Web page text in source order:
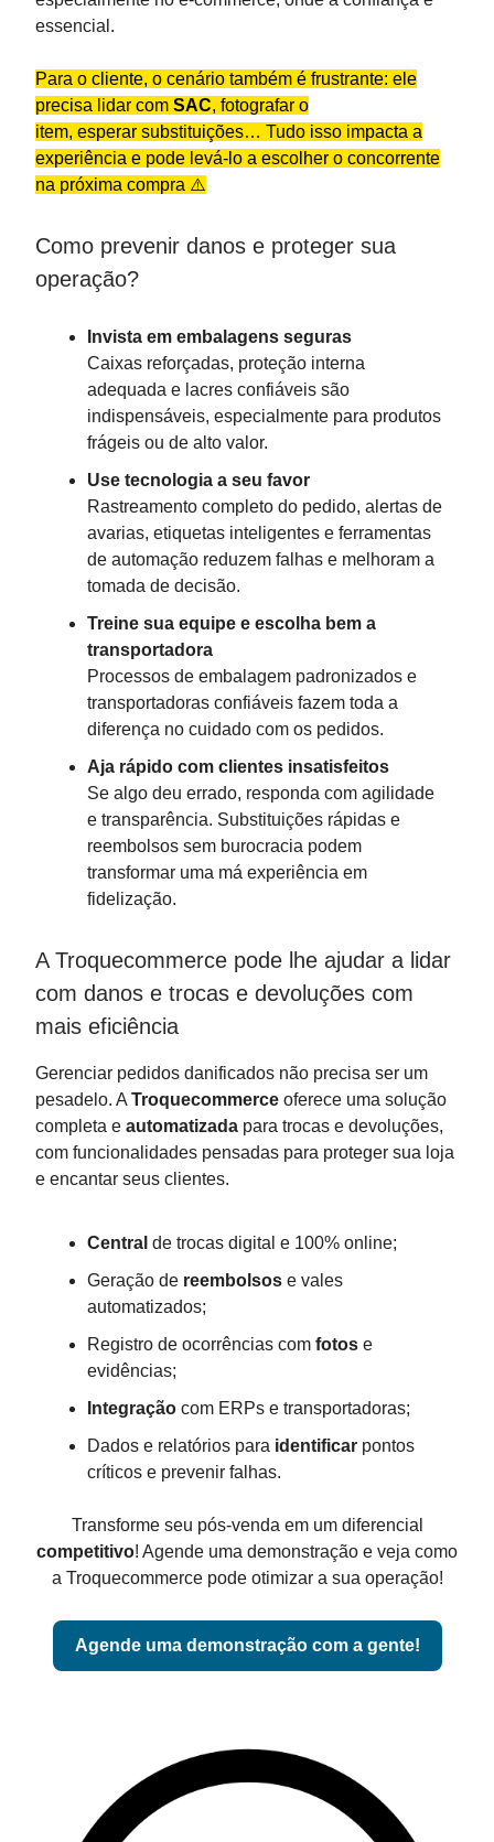
essencial.
Para o cliente, o cenário também é frustrante: ele
precisa lidar com SAC, fotografar o
item, esperar substituições… Tudo isso impacta a
experiência e pode levá-lo a escolher o concorrente
na próxima compra ⚠️
Como prevenir danos e proteger sua
operação?
Invista em embalagens seguras
Caixas reforçadas, proteção interna
adequada e lacres confiáveis são
indispensáveis, especialmente para produtos
frágeis ou de alto valor.
Use tecnologia a seu favor
Rastreamento completo do pedido, alertas de
avarias, etiquetas inteligentes e ferramentas
de automação reduzem falhas e melhoram a
tomada de decisão.
Treine sua equipe e escolha bem a
transportadora
Processos de embalagem padronizados e
transportadoras confiáveis fazem toda a
diferença no cuidado com os pedidos.
Aja rápido com clientes insatisfeitos
Se algo deu errado, responda com agilidade
e transparência. Substituições rápidas e
reembolsos sem burocracia podem
transformar uma má experiência em
fidelização.
A Troquecommerce pode lhe ajudar a lidar
com danos e trocas e devoluções com
mais eficiência
Gerenciar pedidos danificados não precisa ser um
pesadelo. A Troquecommerce oferece uma solução
completa e automatizada para trocas e devoluções,
com funcionalidades pensadas para proteger sua loja
e encantar seus clientes.
Central de trocas digital e 100% online;
Geração de reembolsos e vales
automatizados;
Registro de ocorrências com fotos e
evidências;
Integração com ERPs e transportadoras;
Dados e relatórios para identificar pontos
críticos e prevenir falhas.
Transforme seu pós-venda em um diferencial
competitivo! Agende uma demonstração e veja como
a Troquecommerce pode otimizar a sua operação!
Agende uma demonstração com a gente!